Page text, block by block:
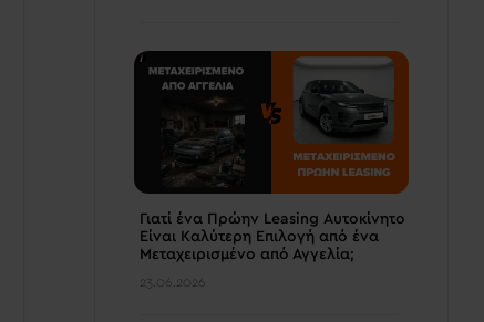
Γιατί ένα Πρώην Leasing Αυτοκίνητο
Είναι Καλύτερη Επιλογή από ένα
Μεταχειρισμένο από Αγγελία;
23.06.2026